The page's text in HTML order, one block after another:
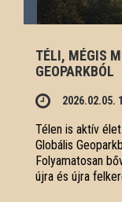
TÉLI, MÉGIS
GEOPARKBÓL
2026.02.05.
Télen is aktív
Globális
Folyamatosan
újra és újra